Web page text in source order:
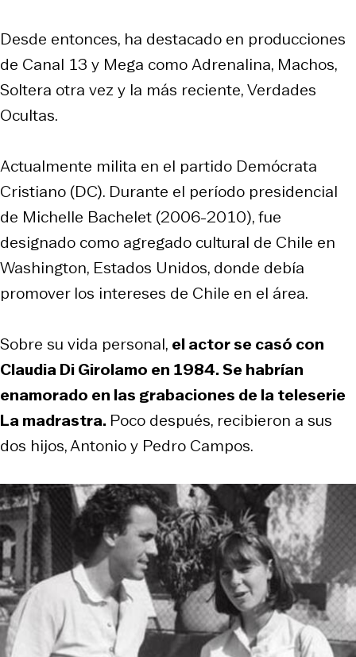
Desde entonces, ha destacado en producciones
de Canal 13 y Mega comoAdrenalina, Machos,
Soltera otra vez y la más reciente,Verdades
Ocultas.
Actualmente milita en el partido Demócrata
Cristiano (DC). Durante el período presidencial
de Michelle Bachelet (2006-2010), fue
designado como agregado cultural de Chile en
Washington, Estados Unidos, donde debía
promover los intereses de Chile en el área.
Sobre su vida personal, el actor se casó con
Claudia Di Girolamo en 1984. Se habrían
enamorado en las grabaciones de la teleserie
La madrastra. Poco después, recibieron a sus
dos hijos, Antonio y Pedro Campos.